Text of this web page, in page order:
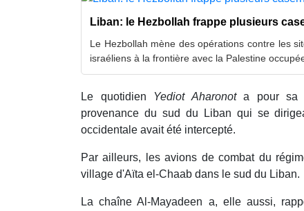
Liban: le Hezbollah frappe plusieurs
Le Hezbollah mène des opérations contre les
israéliens à la frontière avec la Palestine
Le quotidien Yediot Aharonota pour sa
provenance du sud du Liban qui se
occidentale avait été intercepté.
Par ailleurs, les avions de combat du
village d'Aïta el-Chaab dans le sud du Liban.
La chaîne Al-Mayadeen a, elle aussi,